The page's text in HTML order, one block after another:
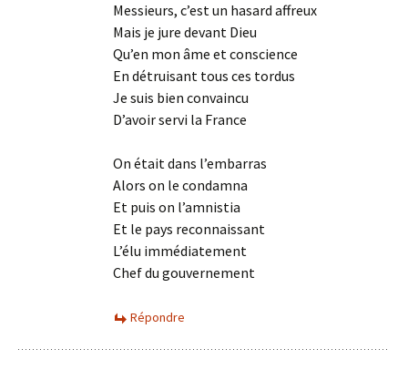
Messieurs, c’est un hasard affreux
Mais je jure devant Dieu
Qu’en mon âme et conscience
En détruisant tous ces tordus
Je suis bien convaincu
D’avoir servi la France
On était dans l’embarras
Alors on le condamna
Et puis on l’amnistia
Et le pays reconnaissant
L’élu immédiatement
Chef du gouvernement
Répondre